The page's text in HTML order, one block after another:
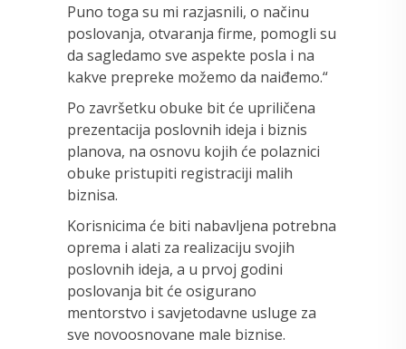
Puno toga su mi razjasnili, o načinu
poslovanja, otvaranja firme, pomogli su
da sagledamo sve aspekte posla i na
kakve prepreke možemo da naiđemo.“
Po završetku obuke bit će upriličena
prezentacija poslovnih ideja i biznis
planova, na osnovu kojih će polaznici
obuke pristupiti registraciji malih
biznisa.
Korisnicima će biti nabavljena potrebna
oprema i alati za realizaciju svojih
poslovnih ideja, a u prvoj godini
poslovanja bit će osigurano
mentorstvo i savjetodavne usluge za
sve novoosnovane male biznise.